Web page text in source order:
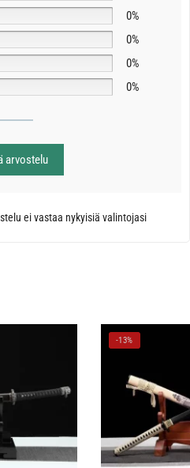
0%
0%
0%
0%
arvostelu
ei vastaa nykyisiä valintojasi
-13%